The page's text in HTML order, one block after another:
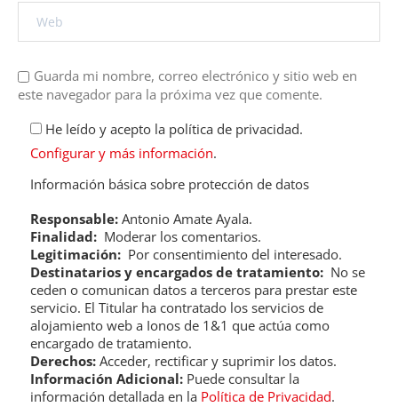
Guarda mi nombre, correo electrónico y sitio web en
este navegador para la próxima vez que comente.
He leído y acepto la política de privacidad.
Configurar y más información.
Información básica sobre protección de datos
Responsable: Antonio Amate Ayala.
Finalidad: Moderar los comentarios.
Legitimación: Por consentimiento del interesado.
Destinatarios y encargados de tratamiento: No se
ceden o comunican datos a terceros para prestar este
servicio. El Titular ha contratado los servicios de
alojamiento web a Ionos de 1&1 que actúa como
encargado de tratamiento.
Derechos: Acceder, rectificar y suprimir los datos.
Información Adicional: Puede consultar la
información detallada en la Política de Privacidad.